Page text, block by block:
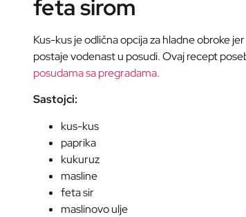
feta sirom
Kus-kus je odlična opcija za hladne obroke
postaje vodenast u posudi. Ovaj recept
posudama sa pregradama.
Sastojci:
kus-kus
paprika
kukuruz
masline
feta sir
maslinovo ulje